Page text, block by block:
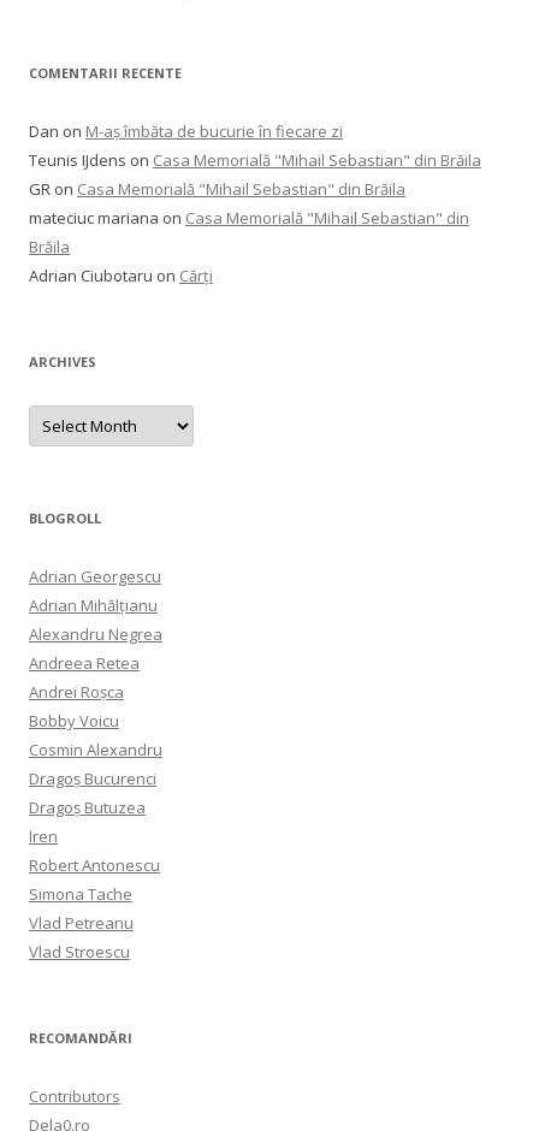
COMENTARII RECENTE
Dan on M-aș îmbăta de bucurie în fiecare zi
Teunis IJdens on Casa Memorială "Mihail Sebastian" din Brăila
GR on Casa Memorială "Mihail Sebastian" din Brăila
mateciuc mariana on Casa Memorială "Mihail Sebastian" din
Brăila
Adrian Ciubotaru on Cărți
ARCHIVES
Archives
BLOGROLL
Adrian Georgescu
Adrian Mihălțianu
Alexandru Negrea
Andreea Retea
Andrei Roșca
Bobby Voicu
Cosmin Alexandru
Dragoș Bucurenci
Dragoș Butuzea
Iren
Robert Antonescu
Simona Tache
Vlad Petreanu
Vlad Stroescu
RECOMANDĂRI
Contributors
Dela0.ro